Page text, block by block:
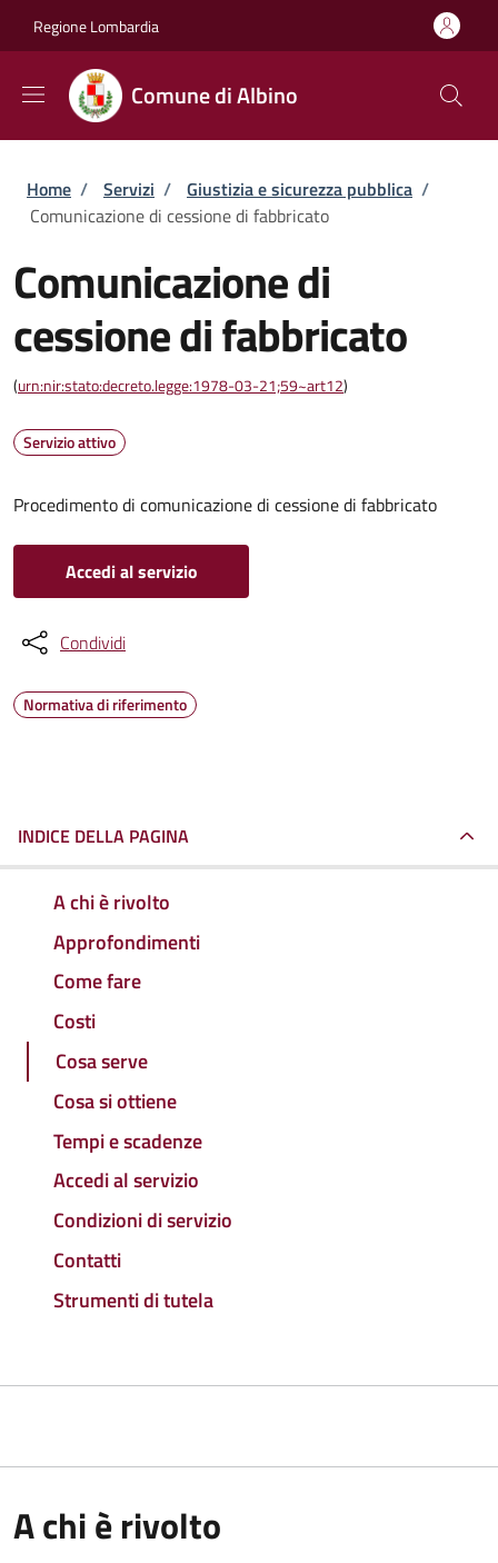
Regione Lombardia
Comune di Albino
Briciole di pane
Home / Servizi / Giustizia e sicurezza pubblica /
Comunicazione di cessione di fabbricato
Comunicazione di
cessione di fabbricato
(urn:nir:stato:decreto.legge:1978-03-21;59~art12)
Servizio attivo
Procedimento di comunicazione di cessione di fabbricato
Accedi al servizio
Condividi
Normativa di riferimento
INDICE DELLA PAGINA
A chi è rivolto
Approfondimenti
Come fare
Costi
Cosa serve
Cosa si ottiene
Tempi e scadenze
Accedi al servizio
Condizioni di servizio
Contatti
Strumenti di tutela
A chi è rivolto